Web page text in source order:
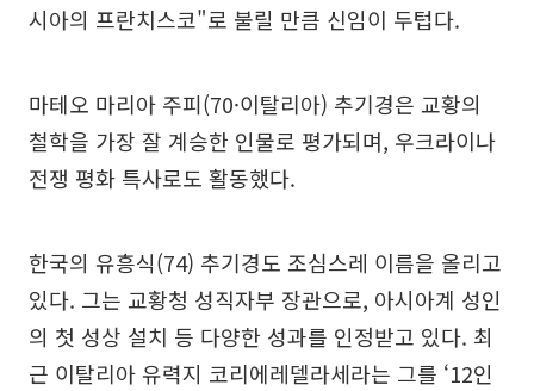
시아의 프란치스코"로 불릴 만큼 신임이 두텁다.
마테오 마리아 주피(70·이탈리아) 추기경은 교황의
철학을 가장 잘 계승한 인물로 평가되며, 우크라이나
전쟁 평화 특사로도 활동했다.
한국의 유흥식(74) 추기경도 조심스레 이름을 올리고
있다. 그는 교황청 성직자부 장관으로, 아시아계 성인
의 첫 성상 설치 등 다양한 성과를 인정받고 있다. 최
근 이탈리아 유력지 코리에레델라세라는 그를 ‘12인